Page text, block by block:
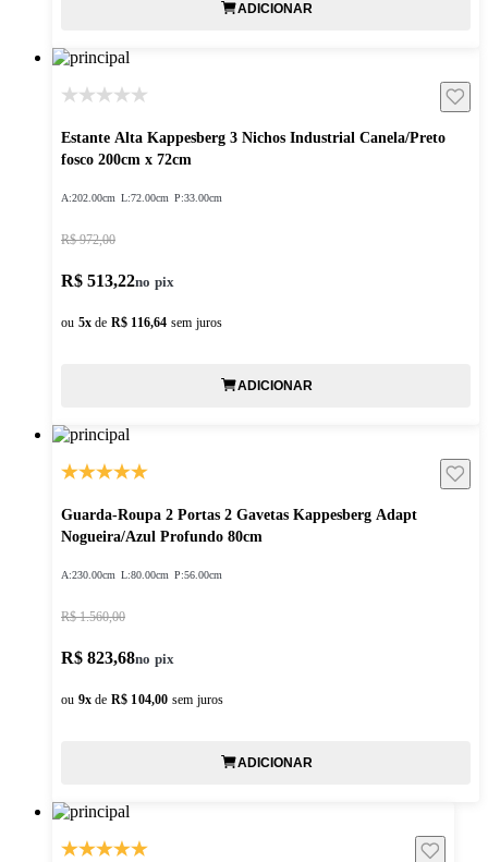
ADICIONAR
Estante Alta Kappesberg 3 Nichos Industrial Canela/Preto
fosco 200cm x 72cm
A:202.00cm L:72.00cm P:33.00cm
R$ 972,00
R$ 513,22
ou 5x de R$ 116,64 sem juros
ADICIONAR
Guarda-Roupa 2 Portas 2 Gavetas Kappesberg Adapt
Nogueira/Azul Profundo 80cm
A:230.00cm L:80.00cm P:56.00cm
R$ 1.560,00
R$ 823,68
ou 9x de R$ 104,00 sem juros
ADICIONAR